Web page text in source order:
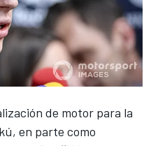
de motor para la
, en parte como